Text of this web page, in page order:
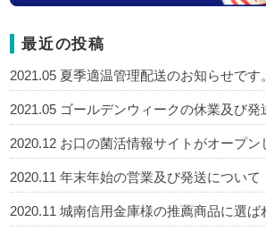
最近の投稿
2021.05 夏季適温管理配送のお知らせです。
2021.05 ゴールデンウィークの休業及び発
2020.12 お口の菌活情報サイトがオープン
2020.11 年末年始の営業及び発送について
2020.11 城南信用金庫様の推薦商品に選ば